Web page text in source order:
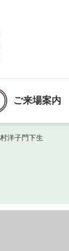
ご来場案内
洋子門下生